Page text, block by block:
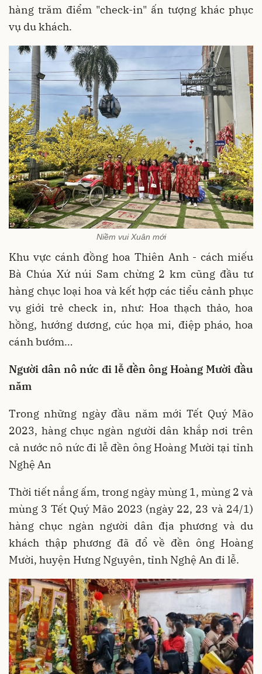
hàng trăm điểm "check-in" ấn tượng khác phục
vụ du khách.
Niềm vui Xuân mới
Khu vực cánh đồng hoa Thiên Anh - cách miếu
Bà Chúa Xứ núi Sam chừng 2 km cũng đầu tư
hàng chục loại hoa và kết hợp các tiểu cảnh phục
vụ giới trẻ check in, như: Hoa thạch thảo, hoa
hồng, hướng dương, cúc họa mi, điệp pháo, hoa
cánh bướm…
Người dân nô nức đi lễ đền ông Hoàng Mười đầu
năm
Trong những ngày đầu năm mới Tết Quý Mão
2023, hàng chục ngàn người dân khắp nơi trên
cả nước nô nức đi lễ đền ông Hoàng Mười tại tỉnh
Nghệ An
Thời tiết nắng ấm, trong ngày mùng 1, mùng 2 và
mùng 3 Tết Quý Mão 2023 (ngày 22, 23 và 24/1)
hàng chục ngàn người dân địa phương và du
khách thập phương đã đổ về đền ông Hoàng
Mười, huyện Hưng Nguyên, tỉnh Nghệ An đi lễ.